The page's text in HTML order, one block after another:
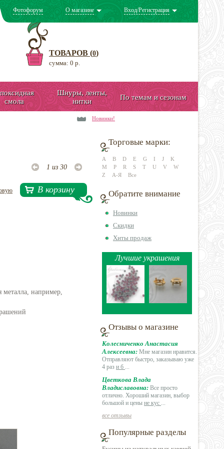
Фотофорум О магазине Вход/Регистрация
ТОВАРОВ (0)
сумма: 0 р.
смола
Шнуры, ленты,
нитки
По темам и сезонам
Новинки!
1 из 30
В корзину
например,
Торговые марки:
A B D E G I J
K
M
P R S T U V
W
Z
А-Я Все
Обратите внимание
Новинки
Скидки
Хиты продаж
Лучшие украшения
Отзывы о магазине
Колесниченко Анастасия
Алексеевна: Мне магазин нравится.
Отправляют быстро, заказываю уже
4 раз и б ...
Цветкова Влада
Владиславовна: Все просто
отлично. Хороший магазин, выбор
большой и цены не кус ...
все отзывы
Популярные разделы